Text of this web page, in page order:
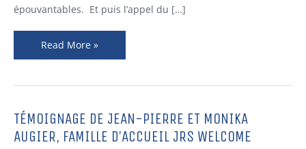
épouvantables. Et puis l’appel du […]
Read More »
TÉMOIGNAGE DE JEAN-PIERRE ET MONIKA
AUGIER, FAMILLE D’ACCUEIL JRS WELCOME
TÉMOIGNAGE
DE
JEAN-